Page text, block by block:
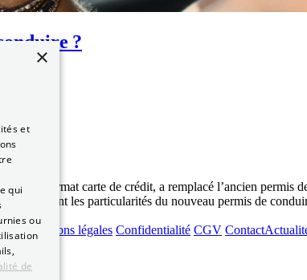
?
ou format carte de crédit, a remplacé l’ancien permis
Quelles sont les particularités du nouveau permis de
Cars
Mentions légales Confidentialité CGV Contact
×
et
qui
ou
de